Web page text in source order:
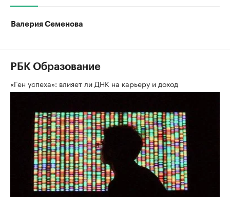
Валерия Семенова
РБК Образование
«Ген успеха»: влияет ли ДНК на карьеру и доход